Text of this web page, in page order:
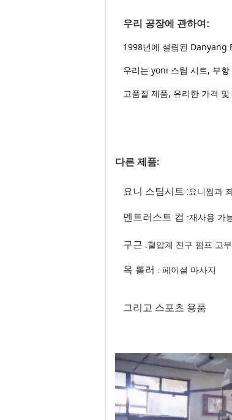
우리 공장에 관하여:
1998년에 설립된 Danyang
우리는 yoni 스팀 시트, 부
고품질 제품, 유리한 가격
다른 제품:
요니 스팀시트 :요니찜과
멘트러스트 컵 :재사용 가
구근 :혈압계 전구 펌프 고무
옥 롤러 : 페이셜 마사지
그리고 스포츠 용품